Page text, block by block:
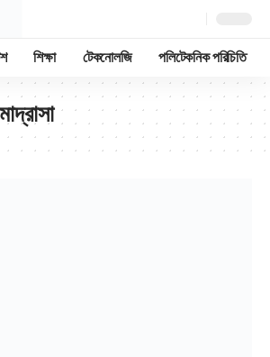
শিক্ষা টেকনোলজি পলিটেকনিক পরিচিতি